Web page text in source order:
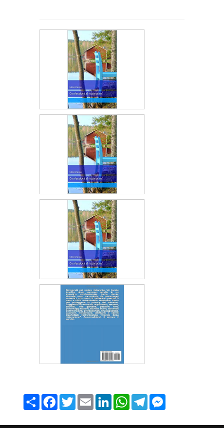
Share Facebook
TwitterEmail LinkedInWhatsApp
Telegram